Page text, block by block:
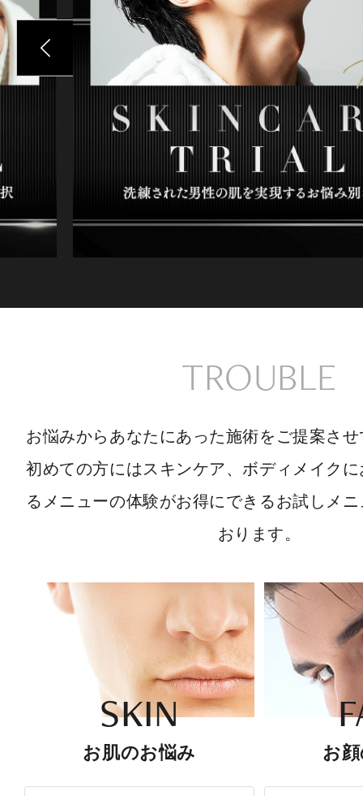
TROUBLE
お悩みからあなたにあった施術をご提案さ
初めての方にはスキンケア、ボディメイク
るメニューの体験がお得にできるお試しメ
おります。
SKIN
お肌のお悩み お